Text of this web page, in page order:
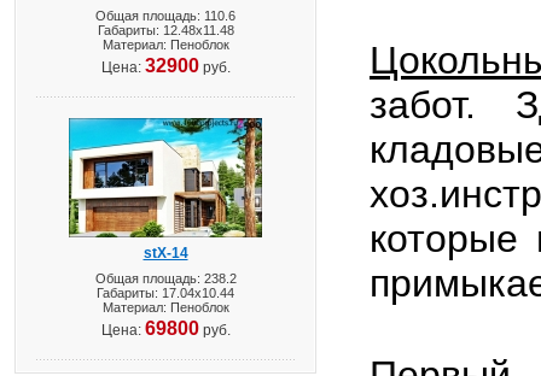
Общая площадь: 110.6
Габариты: 12.48х11.48
Материал: Пеноблок
Цена: 32900руб.
stX-14
Общая площадь: 238.2
Габариты: 17.04х10.44
Материал: Пеноблок
Цена: 69800руб.
забот.
которые